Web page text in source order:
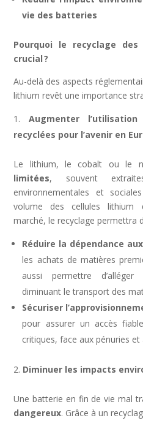
vie des batteries
Pourquoi le recyclage
crucial?
Au-delà des aspects
lithium revêt une importance
Augmenter
recyclées pour l’avenir en
Le lithium, le cobalt ou le
limitées, souvent
environnementales et
volume des cellules lithium
marché, le recyclage permettra
Réduire la dépendance
les achats de matières
aussi permettre d’alléger
diminuant le transport des
Sécuriser
pour assurer un accès
critiques, face aux pénuries
Diminuer les impacts
Une batterie en fin de vie mal
dangereux. Grâce à un